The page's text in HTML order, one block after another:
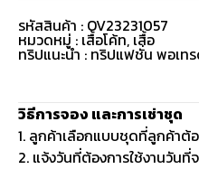
รหัสสินค้า : OV23231057
หมวดหมู่ : เสื้อโค้ท, เสื้อ
ทริปแนะนำ : ทริปแฟชั่น พอเท
วิธีการจอง และการเช่าชุด
1. ลูกค้าเลือกแบบชุดที่ลูกค้าต้
2. แจ้งวันที่ต้องการใช้งานวัน